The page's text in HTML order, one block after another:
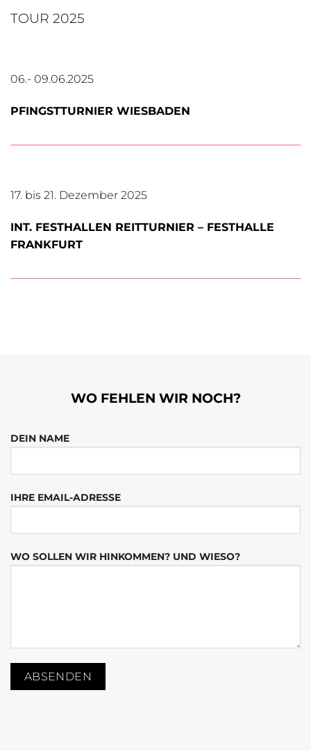
TOUR 2025
06.- 09.06.2025
PFINGSTTURNIER WIESBADEN
17. bis 21. Dezember 2025
INT. FESTHALLEN REITTURNIER – FESTHALLE
FRANKFURT
WO FEHLEN WIR NOCH?
DEIN NAME
IHRE EMAIL-ADRESSE
WO SOLLEN WIR HINKOMMEN? UND WIESO?